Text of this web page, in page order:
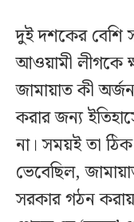
দুই দশকের বেশি
আওয়ামী লীগকে
জামায়াত কী
করার জন্য
না। সময়ই তা
ভেবেছিল,
সরকার গঠন করায়